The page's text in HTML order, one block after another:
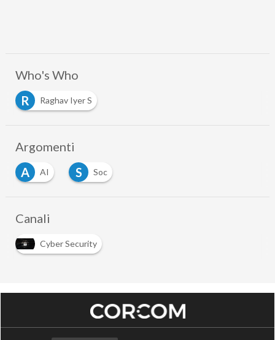
Who's Who
R
Raghav Iyer S
Argomenti
A
AI S Soc
Canali
Cyber Security